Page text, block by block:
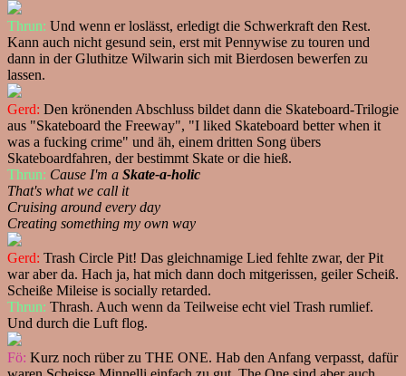
Thrun: Und wenn er loslässt, erledigt die Schwerkraft den Rest.
Kann auch nicht gesund sein, erst mit Pennywise zu touren und
dann in der Gluthitze Wilwarin sich mit Bierdosen bewerfen zu
lassen.
Gerd: Den krönenden Abschluss bildet dann die Skateboard-Trilogie
aus "Skateboard the Freeway", "I liked Skateboard better when it
was a fucking crime" und äh, einem dritten Song übers
Skateboardfahren, der bestimmt Skate or die hieß.
Thrun: Cause I'm a Skate-a-holic
That's what we call it
Cruising around every day
Creating something my own way
Gerd: Trash Circle Pit! Das gleichnamige Lied fehlte zwar, der Pit
war aber da. Hach ja, hat mich dann doch mitgerissen, geiler Scheiß.
Scheiße Mileise is socially retarded.
Thrun: Thrash. Auch wenn da Teilweise echt viel Trash rumlief.
Und durch die Luft flog.
Fö: Kurz noch rüber zu THE ONE. Hab den Anfang verpasst, dafür